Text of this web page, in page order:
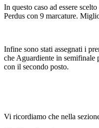
In questo caso ad essere
Perdus con 9 marcature.
Infine sono stati assegnati i
che Aguardiente in semifinale
con il secondo posto.
Vi ricordiamo che nella